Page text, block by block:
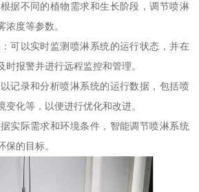
据不同的植物需求和生长阶段，调节喷淋
浓度等参数。
可以实时监测喷淋系统的运行状态，并在
时报警并进行远程监控和管理。
记录和分析喷淋系统的运行数据，包括喷
化等，以便进行优化和改进。
实际需求和环境条件，智能调节喷淋系统
保的目标。